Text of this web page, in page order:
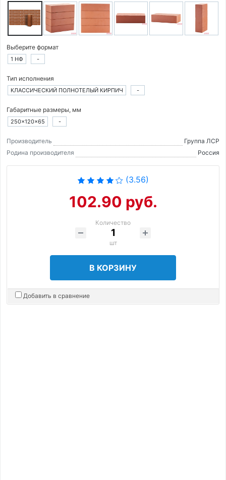
Выберите формат
1 НФ -
Тип исполнения
КЛАССИЧЕСКИЙ ПОЛНОТЕЛЫЙ КИРПИЧ -
Габаритные размеры, мм
250×120×65 -
Производитель
Группа ЛСР
Родина производителя
Россия
(3.56)
102.90 руб.
Количество
шт
В КОРЗИНУ
Добавить в сравнение